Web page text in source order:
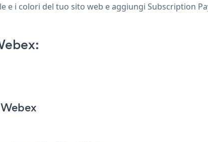
e i colori del tuo sito web e aggiungi Subscription